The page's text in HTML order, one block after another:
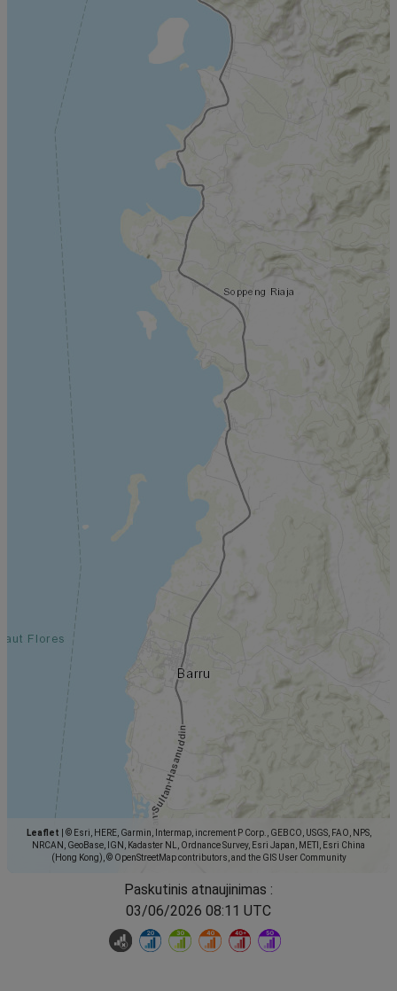
Leaflet
© Esri, HERE, Garmin, Intermap, increment P Corp., GEBCO, USGS, FAO, NPS,
NRCAN, GeoBase, IGN, Kadaster NL, Ordnance Survey, Esri Japan, METI, Esri China
(Hong Kong), © OpenStreetMap contributors, and the GIS User Community
Paskutinis atnaujinimas :
03/06/2026 08:11 UTC